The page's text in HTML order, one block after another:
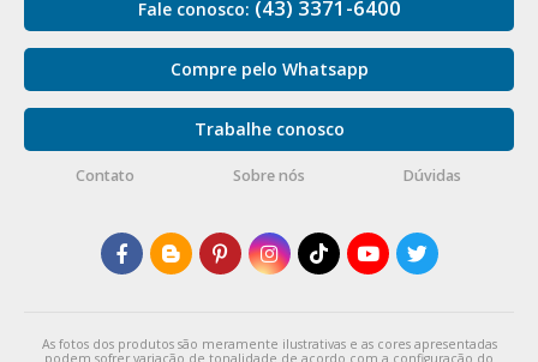
Fale conosco: (43) 3371-6400
Compre pelo Whatsapp
Trabalhe conosco
Contato Sobre nós Dúvidas
As fotos dos produtos são meramente ilustrativas e as cores apresentadas
podem sofrer variação de tonalidade de acordo com a configuração do